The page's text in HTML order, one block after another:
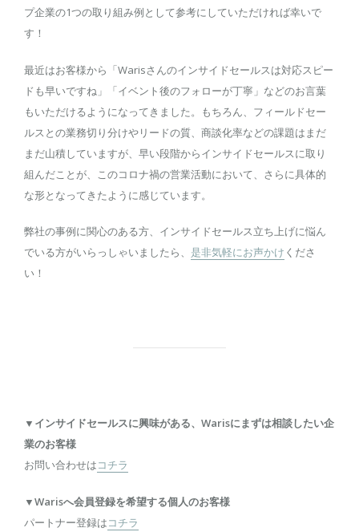
プ企業の1つの取り組み例として参考にしていただければ幸いで
す！
最近はお客様から「Warisさんのインサイドセールスは対応スピー
ドも早いですね」「イベント後のフォローが丁寧」などのお言葉
もいただけるようになってきました。もちろん、フィールドセー
ルスとの業務切り分けやリードの質、商談化率などの課題はまだ
まだ山積していますが、早い段階からインサイドセールスに取り
組んだことが、このコロナ禍の営業活動において、さらに具体的
な形となってきたように感じています。
弊社の事例に関心のある方、インサイドセールス立ち上げに悩ん
でいる方がいらっしゃいましたら、 是非気軽にお声かけ くださ
い！
▼インサイドセールスに興味がある、Warisにまずは相談したい企
業のお客様
お問い合わせはコチラ
▼Warisへ会員登録を希望する個人のお客様
パートナー登録はコチラ